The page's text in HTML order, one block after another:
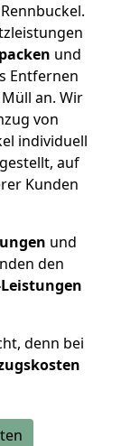
und
Entfernen
an. Wir
von
individuell
auf
Kunden
und
den
denn bei